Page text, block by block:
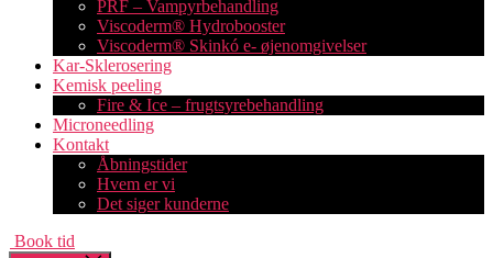
PRF – Vampyrbehandling
Viscoderm® Hydrobooster
Viscoderm® Skinkó e- øjenomgivelser
Kar-Sklerosering
Kemisk peeling
Fire & Ice – frugtsyrebehandling
Microneedling
Kontakt
Åbningstider
Hvem er vi
Det siger kunderne
Book tid